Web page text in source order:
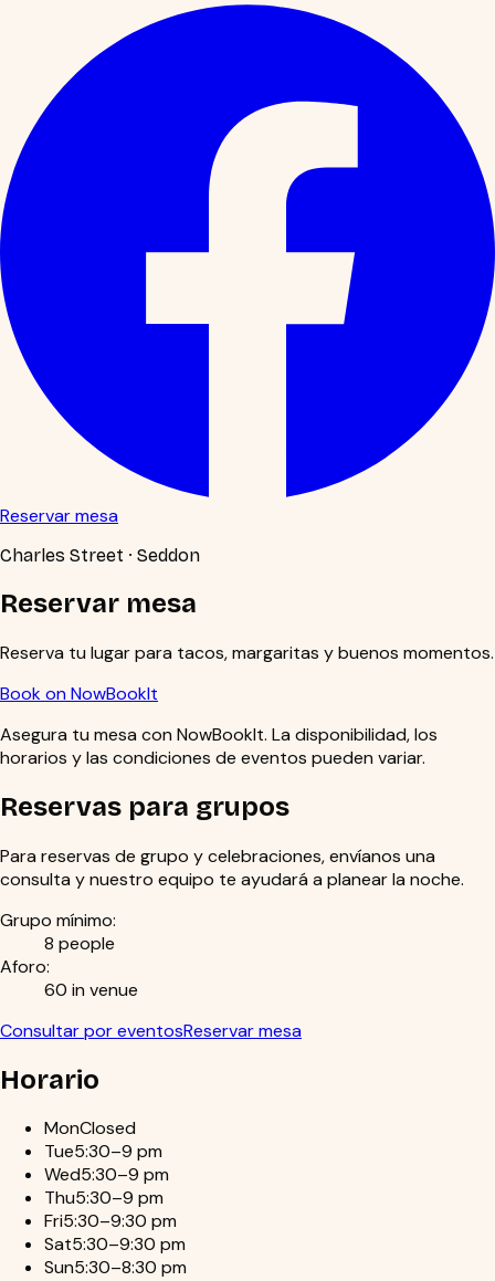
Reservar mesa
Charles Street · Seddon
Reservar mesa
Reserva tu lugar para tacos, margaritas y buenos momentos.
Book on NowBookIt
Asegura tu mesa con NowBookIt. La disponibilidad, los
horarios y las condiciones de eventos pueden variar.
Reservas para grupos
Para reservas de grupo y celebraciones, envíanos una
consulta y nuestro equipo te ayudará a planear la noche.
Grupo mínimo:
8 people
Aforo:
60 in venue
Consultar por eventosReservar mesa
Horario
MonClosed
Tue5:30–9 pm
Wed5:30–9 pm
Thu5:30–9 pm
Fri5:30–9:30 pm
Sat5:30–9:30 pm
Sun5:30–8:30 pm